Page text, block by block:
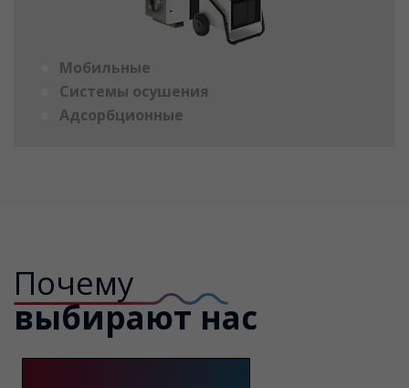
Мобильные
Системы осушения
Адсорбционные
Почему
выбирают нас